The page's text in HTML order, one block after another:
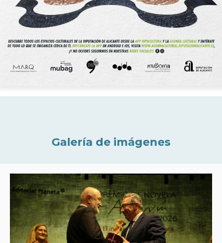
Galería de imágenes